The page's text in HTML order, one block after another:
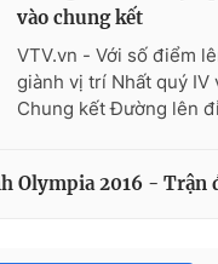
vào chung kết
VTV.vn - Với số điểm
giành vị trí Nhất quý
Chung kết Đường lên
Olympia 2016 - Trận